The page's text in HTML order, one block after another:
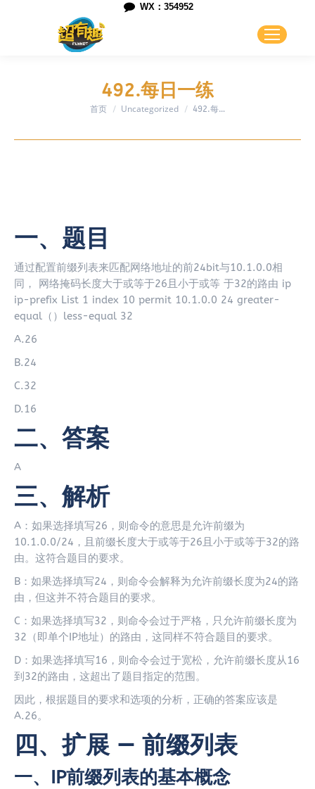
WX：354952
492.每日一练
您在这里：
首页 Uncategorized 492.每…
一、题目
通过配置前缀列表来匹配网络地址的前24bit与10.1.0.0相
同， 网络掩码长度大于或等于26且小于或等 于32的路由 ip
ip-prefix List 1 index 10 permit 10.1.0.0 24 greater-
equal（）less-equal 32
A.26
B.24
C.32
D.16
二、答案
A
三、解析
A：如果选择填写26，则命令的意思是允许前缀为
10.1.0.0/24，且前缀长度大于或等于26且小于或等于32的路
由。这符合题目的要求。
B：如果选择填写24，则命令会解释为允许前缀长度为24的路
由，但这并不符合题目的要求。
C：如果选择填写32，则命令会过于严格，只允许前缀长度为
32（即单个IP地址）的路由，这同样不符合题目的要求。
D：如果选择填写16，则命令会过于宽松，允许前缀长度从16
到32的路由，这超出了题目指定的范围。
因此，根据题目的要求和选项的分析，正确的答案应该是
A.26。
四、扩展 — 前缀列表
一、IP前缀列表的基本概念